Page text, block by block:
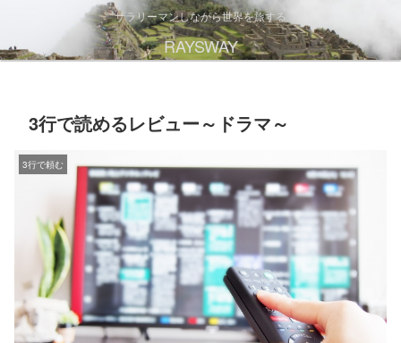
サラリーマンしながら世界を旅する
RAYSWAY
3行で読めるレビュー～ドラマ～
3行で頼む